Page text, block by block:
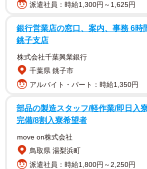
九州アジアプロ野球機構の田中敏弘代表と深瀬さ
派遣社員：時給1,300円～1,625円
銀行営業店の窓口、案内、事務 6時
銚子支店
株式会社千葉興業銀行
千葉県 銚子市
アルバイト・パート：時給1,350円
部品の製造スタッフ/軽作業/即日入
完備/8割入寮希望者
move on株式会社
鳥取県 湯梨浜町
派遣社員：時給1,800円～2,250円